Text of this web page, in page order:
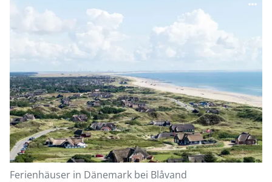
Ferienhäuser in Dänemark bei Blåvand